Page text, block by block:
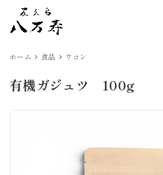
ホーム 食品 ウコン
有機ガジュツ 100g